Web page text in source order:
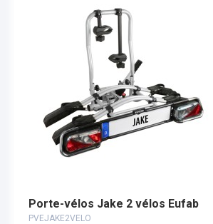
Porte-vélos Jake 2 vélos Eufab
PVEJAKE2VELO